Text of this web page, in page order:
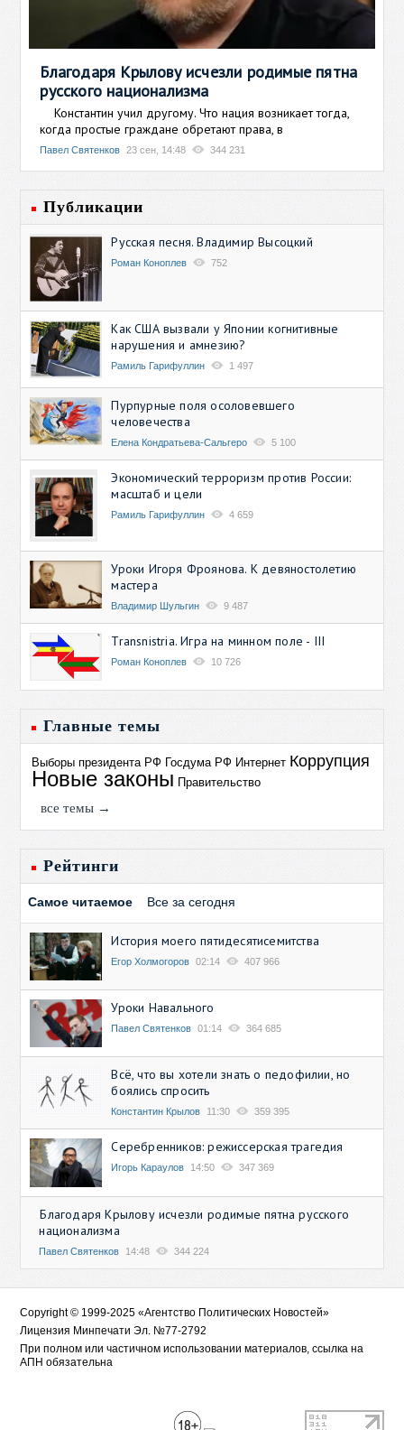
Благодаря Крылову исчезли родимые пятна
русского национализма
Константин учил другому. Что нация возникает тогда,
когда простые граждане обретают права, в
Павел Святенков 23 сен, 14:48 344 231
Публикации
Русская песня. Владимир Высоцкий
Роман Коноплев 752
Как США вызвали у Японии когнитивные
нарушения и амнезию?
Рамиль Гарифуллин 1 497
Пурпурные поля осоловевшего
человечества
Елена Кондратьева-Сальгеро 5 100
Экономический терроризм против России:
масштаб и цели
Рамиль Гарифуллин 4 659
Уроки Игоря Фроянова. К девяностолетию
мастера
Владимир Шульгин 9 487
Transnistria. Игра на минном поле - III
Роман Коноплев 10 726
Главные темы
Выборы президента РФ Госдума РФ Интернет Коррупция
Новые законы Правительство
все темы →
Рейтинги
Самое читаемое Все за сегодня
История моего пятидесятисемитства
Егор Холмогоров 02:14 407 966
Уроки Навального
Павел Святенков 01:14 364 685
Всё, что вы хотели знать о педофилии, но
боялись спросить
Константин Крылов 11:30 359 395
Серебренников: режиссерская трагедия
Игорь Караулов 14:50 347 369
Благодаря Крылову исчезли родимые пятна русского
национализма
Павел Святенков 14:48 344 224
Copyright © 1999-2025 «Агентство Политических Новостей»
Лицензия Минпечати Эл. №77-2792
При полном или частичном использовании материалов, ссылка на
АПН обязательна